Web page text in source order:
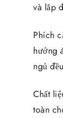
và lắp
Phích
hướng
ngủ
Chất
toàn